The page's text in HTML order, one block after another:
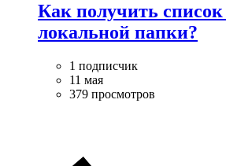
Как получить
локальной папки?
1 подписчик
11 мая
379 просмотров